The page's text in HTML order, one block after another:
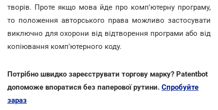
творів. Проте якщо мова йде про комп'ютерну програму,
то положення авторського права можливо застосувати
виключно для охорони від відтворення програми або від
копіювання комп'ютерного коду.
Потрібно швидко зареєструвати торгову марку? Patentbot
допоможе впоратися без паперової рутини. Спробуйте
зараз